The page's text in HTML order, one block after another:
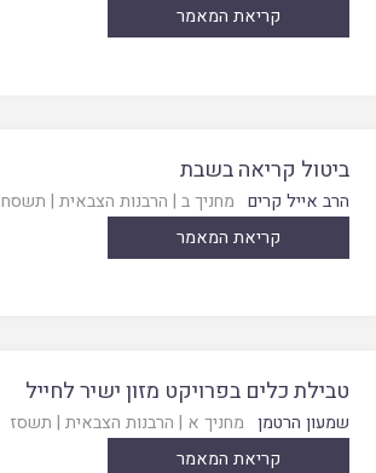
קריאת המאמר
ביטול קריאה בשבת
הרב אייל קרים מחניך ב | הרבנות הצבאית | תשסח
קריאת המאמר
טבילת כלים בפרויקט מזון ישיר לחייל
שמעון הרטמן מחניך א | הרבנות הצבאית | תשסז
קריאת המאמר